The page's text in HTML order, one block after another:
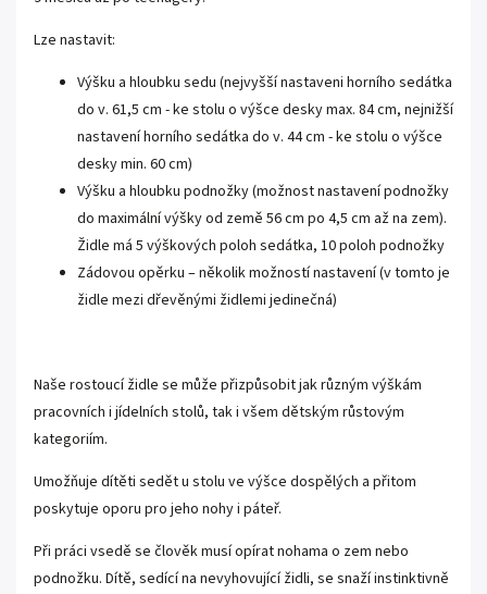
Lze nastavit:
Výšku a hloubku sedu (nejvyšší nastaveni horního sedátka
do v. 61,5 cm - ke stolu o výšce desky max. 84 cm, nejnižší
nastavení horního sedátka do v. 44 cm - ke stolu o výšce
desky min. 60 cm)
Výšku a hloubku podnožky (možnost nastavení podnožky
do maximální výšky od země 56 cm po 4,5 cm až na zem).
Židle má 5 výškových poloh sedátka, 10 poloh podnožky
Zádovou opěrku – několik možností nastavení (v tomto je
židle mezi dřevěnými židlemi jedinečná)
Naše rostoucí židle se může přizpůsobit jak různým výškám
pracovních i jídelních stolů, tak i všem dětským růstovým
kategoriím.
Umožňuje dítěti sedět u stolu ve výšce dospělých a přitom
poskytuje oporu pro jeho nohy i páteř.
Při práci vsedě se člověk musí opírat nohama o zem nebo
podnožku. Dítě, sedící na nevyhovující židli, se snaží instinktivně